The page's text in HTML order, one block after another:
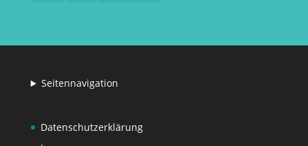
Seitennavigation
Datenschutzerklärung